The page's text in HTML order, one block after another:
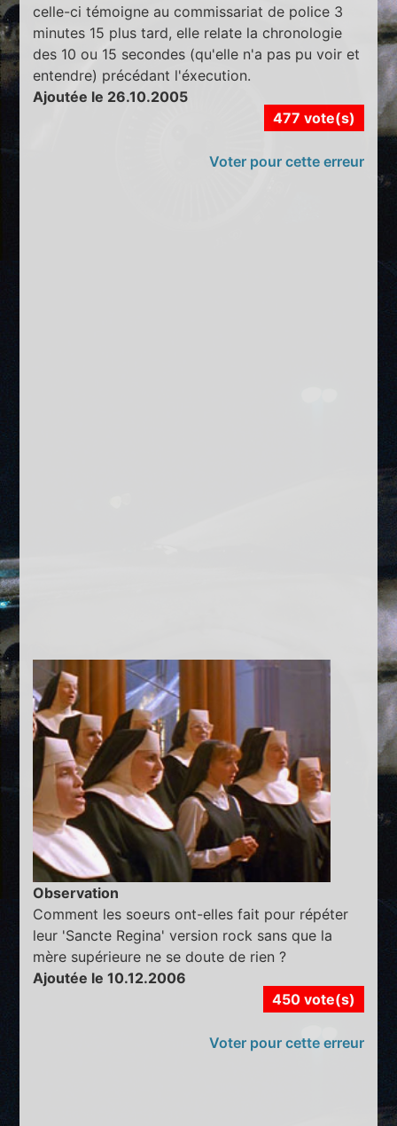
celle-ci témoigne au commissariat de police 3
minutes 15 plus tard, elle relate la chronologie
des 10 ou 15 secondes (qu'elle n'a pas pu voir et
entendre) précédant l'éxecution.
Ajoutée le 26.10.2005
477 vote(s)
Voter pour cette erreur
Observation
Comment les soeurs ont-elles fait pour répéter
leur 'Sancte Regina' version rock sans que la
mère supérieure ne se doute de rien ?
Ajoutée le 10.12.2006
450 vote(s)
Voter pour cette erreur